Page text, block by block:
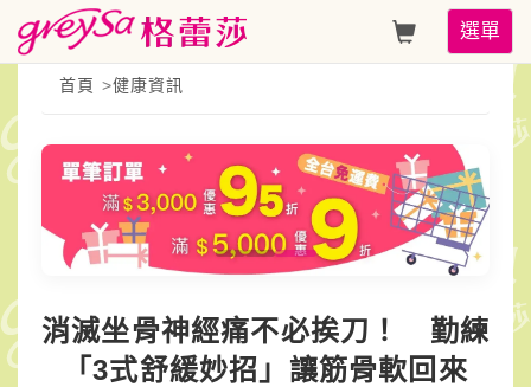
消
滅
坐
骨
經
痛
不
Toggle
選單
首頁 >健康資訊
消滅坐骨神經痛不必挨刀！ 勤練
「3式舒緩妙招」讓筋骨軟回來